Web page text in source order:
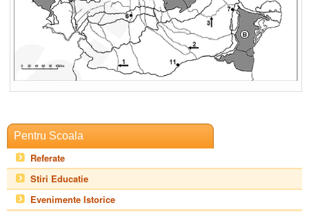
Pentru Scoala
Referate
Stiri Educatie
Evenimente Istorice